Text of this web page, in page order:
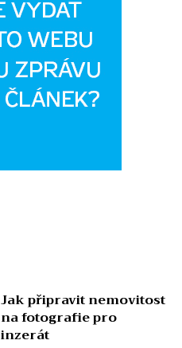
Jak připravit nemovitost
na fotografie pro
inzerát